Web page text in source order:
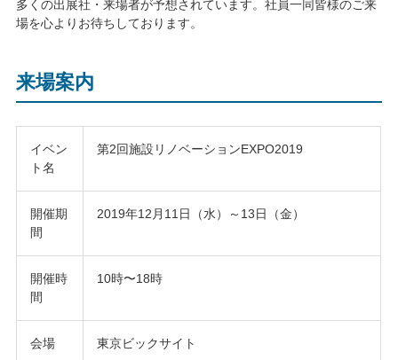
多くの出展社・来場者が予想されています。社員一同皆様のご来
場を心よりお待ちしております。
来場案内
イベン
ト名
第2回施設リノベーションEXPO2019
開催期
間
2019年12月11日（水）～13日（金）
開催時
間
10時〜18時
会場 東京ビックサイト